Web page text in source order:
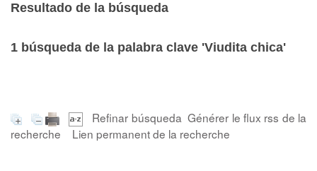
Resultado de la búsqueda
1 búsqueda de la palabra clave 'Viudita chica'
Refinar búsqueda Générer le flux rss de la
recherche
Lien permanent de la recherche